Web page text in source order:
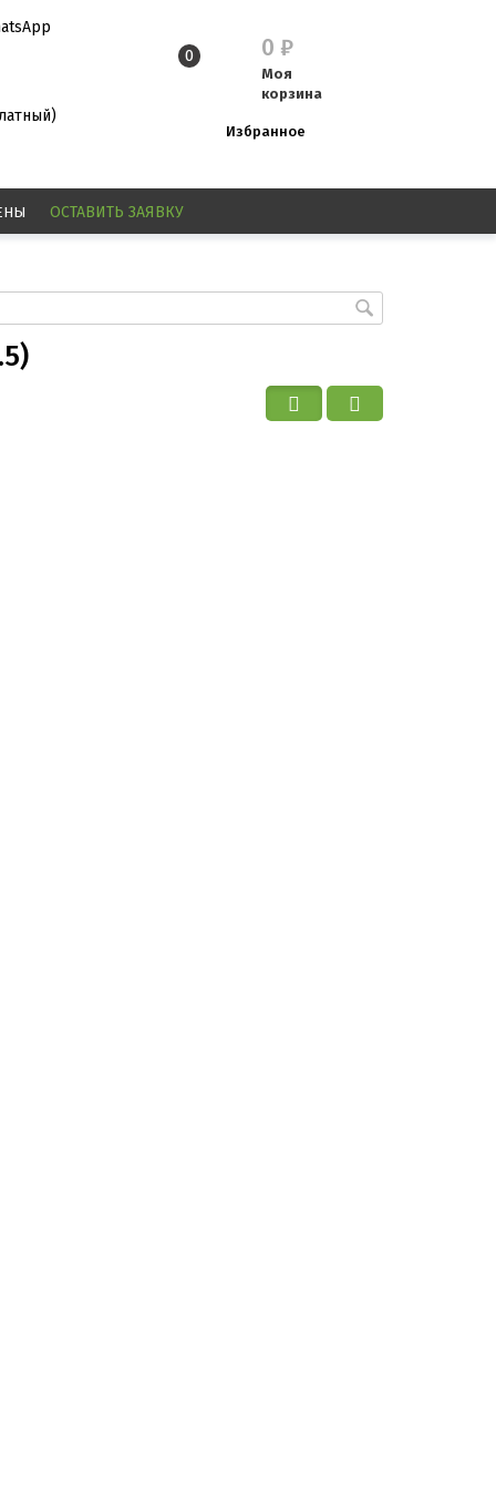
0 0 ₽
Моя
корзина
Избранное
ОСТАВИТЬ ЗАЯВКУ